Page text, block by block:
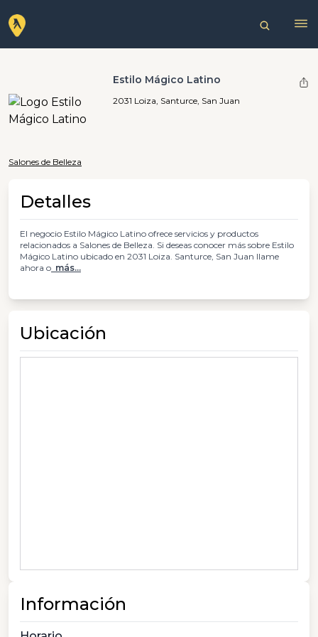
Estilo Mágico Latino
2031 Loiza, Santurce, San Juan
Salones de Belleza
Detalles
El negocio Estilo Mágico Latino ofrece servicios y productos
relacionados a Salones de Belleza. Si deseas conocer más sobre Estilo
Mágico Latino ubicado en 2031 Loiza. Santurce, San Juan llame
ahora o más...
Ubicación
Información